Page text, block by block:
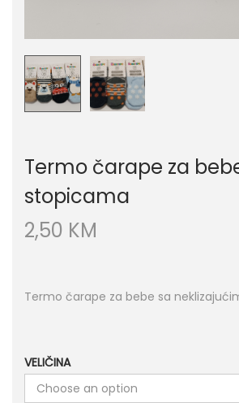
Termo čarape za
stopicama
2,50 KM
Termo čarape za bebe sa
VELIČINA